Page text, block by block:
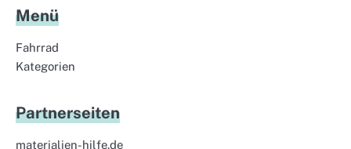
Menü
Fahrrad
Kategorien
Partnerseiten
materialien-hilfe.de